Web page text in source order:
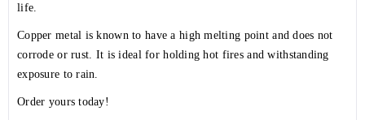
life.
Copper metal is known to have a high melting point and does not
corrode or rust. It is ideal for holding hot fires and withstanding
exposure to rain.
Order yours today!